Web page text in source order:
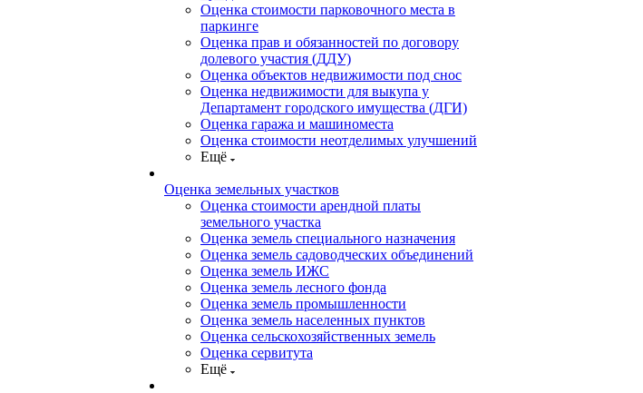
Оценка стоимости парковочного места в
паркинге
Оценка прав и обязанностей по договору
долевого участия (ДДУ)
Оценка объектов недвижимости под снос
Оценка недвижимости для выкупа у
Департамент городского имущества (ДГИ)
Оценка гаража и машиноместа
Оценка стоимости неотделимых улучшений
Ещё
Оценка земельных участков
Оценка стоимости арендной платы
земельного участка
Оценка земель специального назначения
Оценка земель садоводческих объединений
Оценка земель ИЖС
Оценка земель лесного фонда
Оценка земель промышленности
Оценка земель населенных пунктов
Оценка сельскохозяйственных земель
Оценка сервитута
Ещё